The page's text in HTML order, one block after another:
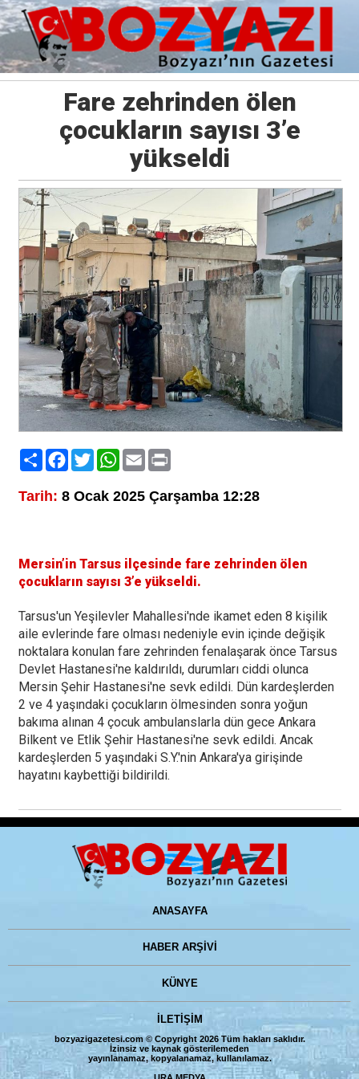
Fare zehrinden ölen
çocukların sayısı 3’e
yükseldi
PaylaşFacebook
TwitterWhatsApp
EmailPrint
Tarih: 8 Ocak 2025 Çarşamba 12:28
Mersin’in Tarsus ilçesinde fare zehrinden ölen
çocukların sayısı 3’e yükseldi.
Tarsus'un Yeşilevler Mahallesi'nde ikamet eden 8 kişilik
aile evlerinde fare olması nedeniyle evin içinde değişik
noktalara konulan fare zehrinden fenalaşarak önce Tarsus
Devlet Hastanesi'ne kaldırıldı, durumları ciddi olunca
Mersin Şehir Hastanesi'ne sevk edildi. Dün kardeşlerden
2 ve 4 yaşındaki çocukların ölmesinden sonra yoğun
bakıma alınan 4 çocuk ambulanslarla dün gece Ankara
Bilkent ve Etlik Şehir Hastanesi'ne sevk edildi. Ancak
kardeşlerden 5 yaşındaki S.Y.'nin Ankara'ya girişinde
hayatını kaybettiği bildirildi.
ANASAYFA
HABER ARŞİVİ
KÜNYE
İLETİŞİM
bozyazigazetesi.com © Copyright 2026 Tüm hakları saklıdır.
İzinsiz ve kaynak gösterilemeden
yayınlanamaz, kopyalanamaz, kullanılamaz.